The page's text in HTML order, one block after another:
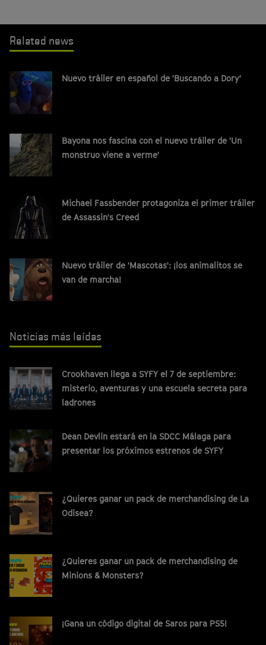
Related news
Nuevo tráiler en español de 'Buscando a Dory'
Bayona nos fascina con el nuevo tráiler de 'Un
monstruo viene a verme'
Michael Fassbender protagoniza el primer tráiler
de Assassin's Creed
Nuevo tráiler de 'Mascotas': ¡los animalitos se
van de marcha!
Noticias más leídas
Crookhaven llega a SYFY el 7 de septiembre:
misterio, aventuras y una escuela secreta para
ladrones
Dean Devlin estará en la SDCC Málaga para
presentar los próximos estrenos de SYFY
¿Quieres ganar un pack de merchandising de La
Odisea?
¿Quieres ganar un pack de merchandising de
Minions & Monsters?
¡Gana un código digital de Saros para PS5!